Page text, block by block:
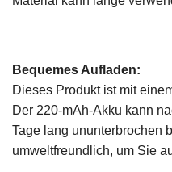
Bequemes Aufladen:
Dieses Produkt ist mit
Der 220-mAh-Akku kann
Tage lang ununterbrochen
umweltfreundlich, um Sie